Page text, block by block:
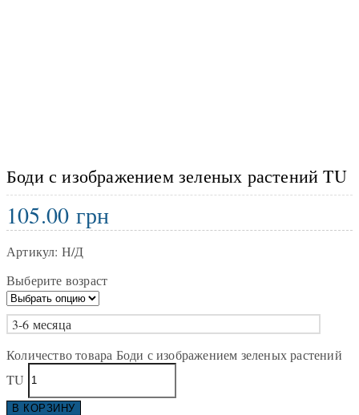
Боди с изображением зеленых растений TU
105.00грн
Артикул: Н/Д
Выберите возраст
3-6 месяца
Количество товара Боди с изображением зеленых растений
TU
В КОРЗИНУ